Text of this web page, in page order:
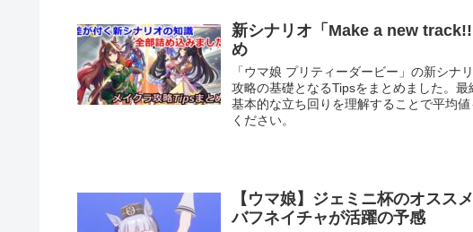
新シナリオ「Make a new
め
「ウマ娘 プリティーダービー」の新シ
攻略の基礎となるTipsをまとめました。
基本的な立ち回りを理解することで平均
ください。
【ウマ娘】ジェミニ杯のオスス
バフネイチャが活躍の予感